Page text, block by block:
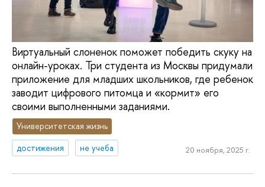
Виртуальный слоненок поможет победить скуку на
онлайн-уроках. Три студента из Москвы придумали
приложение для младших школьников, где ребенок
заводит цифрового питомца и «кормит» его
своими выполненными заданиями.
Университетская жизнь
достижения
не учеба 20 ноября, 2025 г.